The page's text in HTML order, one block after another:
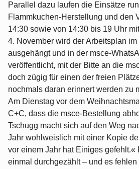
Parallel dazu laufen die Einsätze
Flammkuchen-Herstellung und den
14:30 sowie von 14:30 bis 19 Uhr
4. November wird der Arbeitsplan
ausgehängt und in der msce-
veröffentlicht, mit der Bitte an die
doch zügig für einen der freien
nochmals daran erinnert werden zu
Am Dienstag vor dem
C+C, dass die msce-Bestellung
Tschugg macht sich auf den Weg
Jahr wohlweislich mit einer Kopie
vor einem Jahr hat Einiges gefehlt.«
einmal durchgezählt – und es